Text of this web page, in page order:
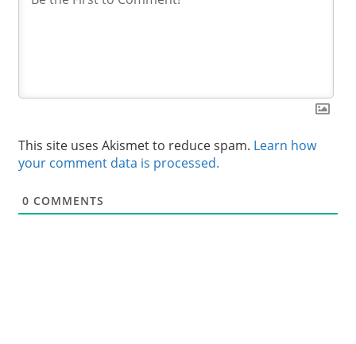
This site uses Akismet to reduce spam. Learn how
your comment data is processed.
0 COMMENTS